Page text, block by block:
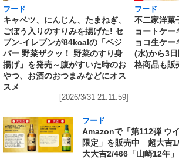
フード
キャベツ、にんじん、たまねぎ、
ごぼう入りのすりみを揚げた! セ
ブン‐イレブンが84kcalの「ベジ
バー 野菜ザクッ！ 野菜のすり身
揚げ」を発売～腹がすいた時のお
やつ、お酒のおつまみなどにオス
スメ
[2026/3/31 21:11:59]
フード
不二家洋菓
ョートケー
ョコ生ケー
(水)から3
格商品も販
フード
Amazonで「第112弾 ウ
限定」を販売中 超大吉1/
大大吉2/466「山崎12年